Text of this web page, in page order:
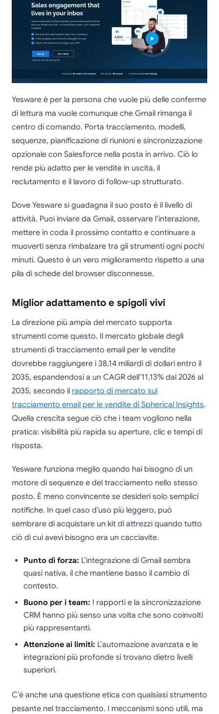
Yesware è per la persona che vuole più delle conferme
di lettura ma vuole comunque che Gmail rimanga il
centro di comando. Porta tracciamento, modelli,
sequenze, pianificazione di riunioni e sincronizzazione
opzionale con Salesforce nella posta in arrivo. Ciò lo
rende più adatto per le vendite in uscita, il
reclutamento e il lavoro di follow-up strutturato.
Dove Yesware si guadagna il suo posto è il livello di
attività. Puoi inviare da Gmail, osservare l’interazione,
mettere in coda il prossimo contatto e continuare a
muoverti senza rimbalzare tra gli strumenti ogni pochi
minuti. Questo è un vero miglioramento rispetto a una
pila di schede del browser disconnesse.
Miglior adattamento e spigoli vivi
La direzione più ampia del mercato supporta
strumenti come questo. Il mercato globale degli
strumenti di tracciamento email per le vendite
dovrebbe raggiungere i 38,14 miliardi di dollari entro il
2035, espandendosi a un CAGR dell’11,13% dal 2026 al
2035, secondo il rapporto di mercato sul
tracciamento email per le vendite di Spherical Insights.
Quella crescita segue ciò che i team vogliono nella
pratica: visibilità più rapida su aperture, clic e tempi di
risposta.
Yesware funziona meglio quando hai bisogno di un
motore di sequenze e del tracciamento nello stesso
posto. È meno convincente se desideri solo semplici
notifiche. In quel caso d’uso più leggero, può
sembrare di acquistare un kit di attrezzi quando tutto
ciò di cui avevi bisogno era un cacciavite.
Punto di forza: L’integrazione di Gmail sembra
quasi nativa, il che mantiene basso il cambio di
contesto.
Buono per i team: I rapporti e la sincronizzazione
CRM hanno più senso una volta che sono coinvolti
più rappresentanti.
Attenzione ai limiti: L’automazione avanzata e le
integrazioni più profonde si trovano dietro livelli
superiori.
C’è anche una questione etica con qualsiasi strumento
pesante nel tracciamento. I meccanismi sono utili, ma